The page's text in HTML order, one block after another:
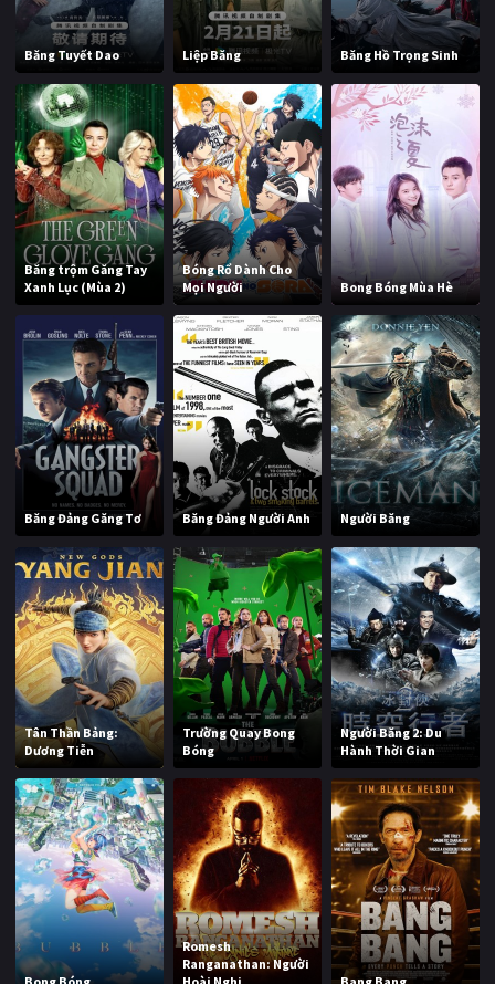
Băng Tuyết Dao Liệp Băng Băng Hồ Trọng Sinh
Băng trộm Găng Tay
Xanh Lục (Mùa 2)
Bóng Rổ Dành Cho
Mọi Người
Bong Bóng Mùa Hè
Băng Đảng Găng Tơ Băng Đảng Người Anh Người Băng
Tân Thần Bảng:
Dương Tiễn
Trường Quay Bong
Bóng
Người Băng 2: Du
Hành Thời Gian
Romesh
Ranganathan: Người